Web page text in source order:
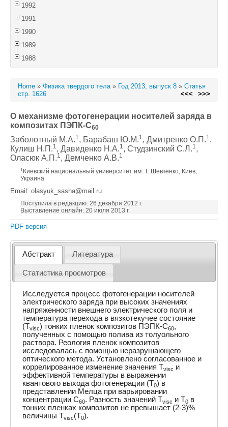
1992
1991
1990
1989
1988
Home » Физика твердого тела» Год 2013, выпуск 8 » Статья
стр. 1626
<<< >>>
О механизме фотогенерации носителей заряда в
композитах ПЭПК-C60
Заболотный М.А.1, Барабаш Ю.М.1, Дмитренко О.П.1,
Кулиш Н.П.1, Давиденко Н.А.1, Студзинский С.Л.1,
Оласюк А.П.1, Демченко А.В.1
1 Киевский национальный университет им. Т. Шевченко, Киев,
Украина
Email: olasyuk_sasha@mail.ru
Поступила в редакцию: 26 декабря 2012 г.
Выставление онлайн: 20 июля 2013 г.
PDF версия
Абстракт Литература
Статистика просмотров
Исследуется процесс фотогенерации носителей
электрического заряда при высоких значениях
напряженности внешнего электрического поля и
температура перехода в вязкотекучее состояние
(Tvisc) тонких пленок композитов ПЭПК-C60,
полученных с помощью полива из толуольного
раствора. Реология пленок композитов
исследовалась с помощью неразрушающего
оптического метода. Установлено согласованное и
коррелированное изменение значения Tvisc и
эффективной температуры в выражении
квантового выхода фотогенерации (T0) в
представлении Мелца при варьировании
концентрации C60. Разность значений Tvisc и T0 в
тонких пленках композитов не превышает (2-3)%
величины Tvisc(T0).